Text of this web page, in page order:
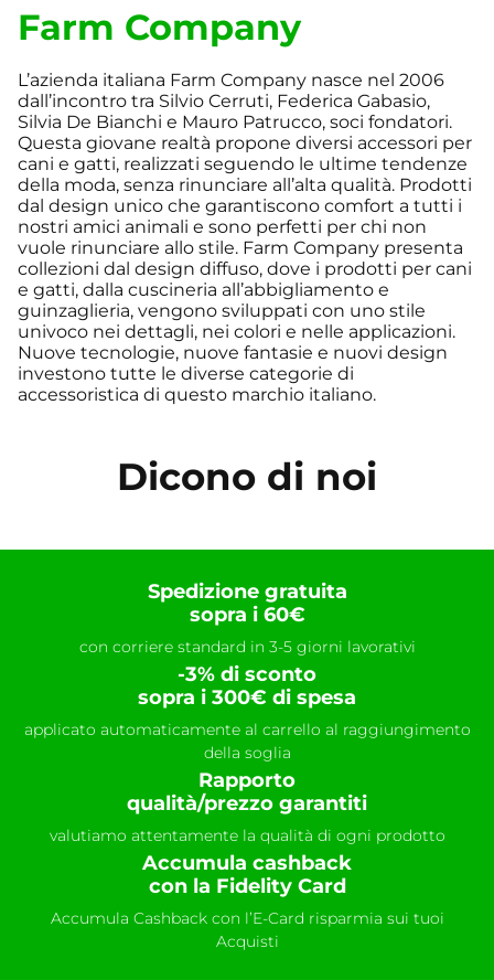
Farm Company
L’azienda italiana Farm Company nasce nel 2006
dall’incontro tra Silvio Cerruti, Federica Gabasio,
Silvia De Bianchi e Mauro Patrucco, soci fondatori.
Questa giovane realtà propone diversi accessori per
cani e gatti, realizzati seguendo le ultime tendenze
della moda, senza rinunciare all’alta qualità. Prodotti
dal design unico che garantiscono comfort a tutti i
nostri amici animali e sono perfetti per chi non
vuole rinunciare allo stile. Farm Company presenta
collezioni dal design diffuso, dove i prodotti per cani
e gatti, dalla cuscineria all’abbigliamento e
guinzaglieria, vengono sviluppati con uno stile
univoco nei dettagli, nei colori e nelle applicazioni.
Nuove tecnologie, nuove fantasie e nuovi design
investono tutte le diverse categorie di
accessoristica di questo marchio italiano.
Dicono di noi
Spedizione gratuita
sopra i 60€
con corriere standard in 3-5 giorni lavorativi
-3% di sconto
sopra i 300€ di spesa
applicato automaticamente al carrello al raggiungimento
della soglia
Rapporto
qualità/prezzo garantiti
valutiamo attentamente la qualità di ogni prodotto
Accumula cashback
con la Fidelity Card
Accumula Cashback con l’E-Card risparmia sui tuoi
Acquisti